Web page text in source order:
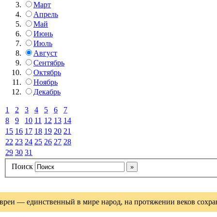
Март
Апрель
Май
Июнь
Июль
Август
Сентябрь
Октябрь
Ноябрь
Декабрь
1 2 3 4 5 6
7
8
9 10 11 12 13 14
15 16 17 18 19 20 21
22 23 24 25 26 27 28
29 30 31
Поиск
— единственный в мире народ, на протяжении веков